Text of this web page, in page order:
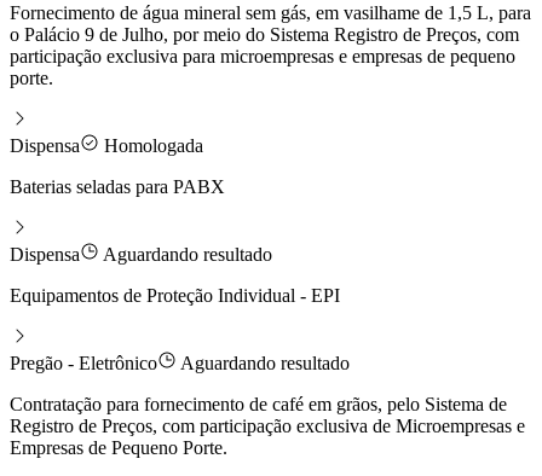
Fornecimento de água mineral sem gás, em vasilhame de 1,5 L, para
o Palácio 9 de Julho, por meio do Sistema Registro de Preços, com
participação exclusiva para microempresas e empresas de pequeno
porte.
Dispensa
Homologada
Baterias seladas para PABX
Dispensa
Aguardando resultado
Equipamentos de Proteção Individual - EPI
Pregão - Eletrônico
Aguardando resultado
Contratação para fornecimento de café em grãos, pelo Sistema de
Registro de Preços, com participação exclusiva de Microempresas e
Empresas de Pequeno Porte.